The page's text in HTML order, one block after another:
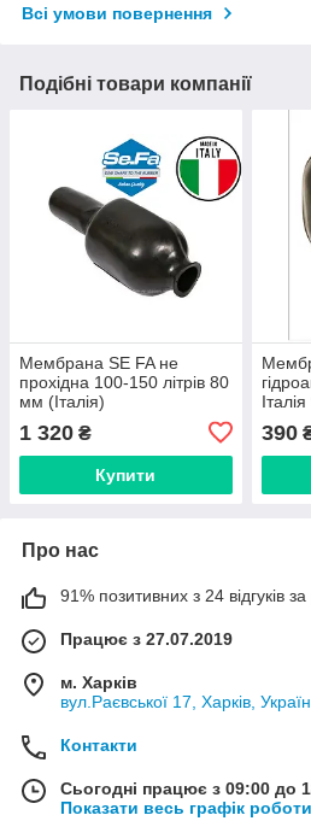
Всі умови повернення
Подібні товари компанії
Мембрана SE FA не
прохідна 100-150 літрів 80
мм (Італія)
1 320 ₴
Купити
390
Про нас
91% позитивних з 24 відгуків за
Працює з 27.07.2019
м. Харків
вул.Раєвської 17, Харків,
Контакти
Сьогодні працює з 09:00 до
Показати весь графік роботи